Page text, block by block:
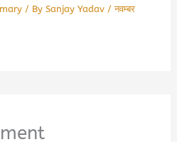
/ By Sanjay Yadav /नवम्बर